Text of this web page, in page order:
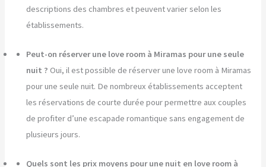
descriptions des chambres et peuvent varier selon les
établissements.
Peut-on réserver une love room à Miramas pour une seule
nuit ? Oui, il est possible de réserver une love room à Miramas
pour une seule nuit. De nombreux établissements acceptent
les réservations de courte durée pour permettre aux couples
de profiter d’une escapade romantique sans engagement de
plusieurs jours.
Quels sont les prix moyens pour une nuit en love room à